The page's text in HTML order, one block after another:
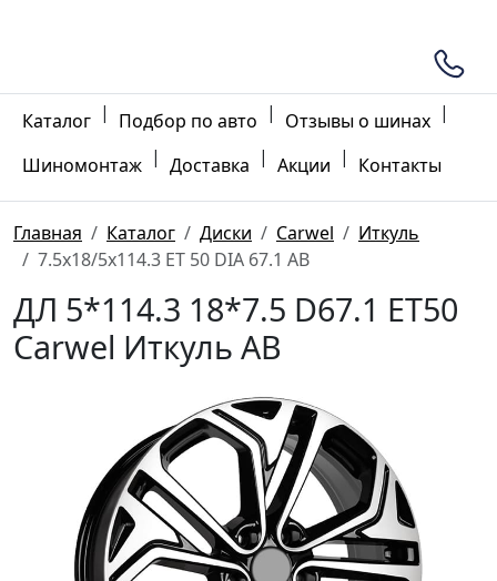
Каталог | Подбор по авто | Отзывы о шинах |
Шиномонтаж | Доставка | Акции | Контакты
Главная Каталог Диски Carwel
Иткуль
7.5x18/5x114.3 ET 50 DIA 67.1 AB
ДЛ 5*114.3 18*7.5 D67.1 ET50
Carwel Иткуль AB